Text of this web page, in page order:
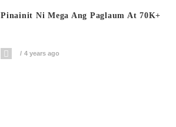
Pinainit Ni Mega Ang Paglaum At 70K+
4 years ago